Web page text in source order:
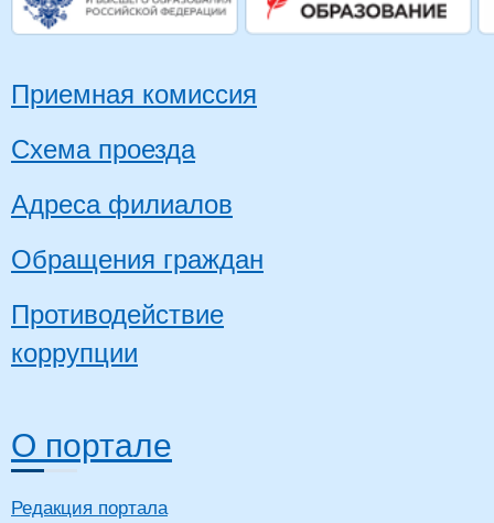
Приемная комиссия
Схема проезда
Адреса филиалов
Обращения граждан
Противодействие
коррупции
О портале
Редакция портала